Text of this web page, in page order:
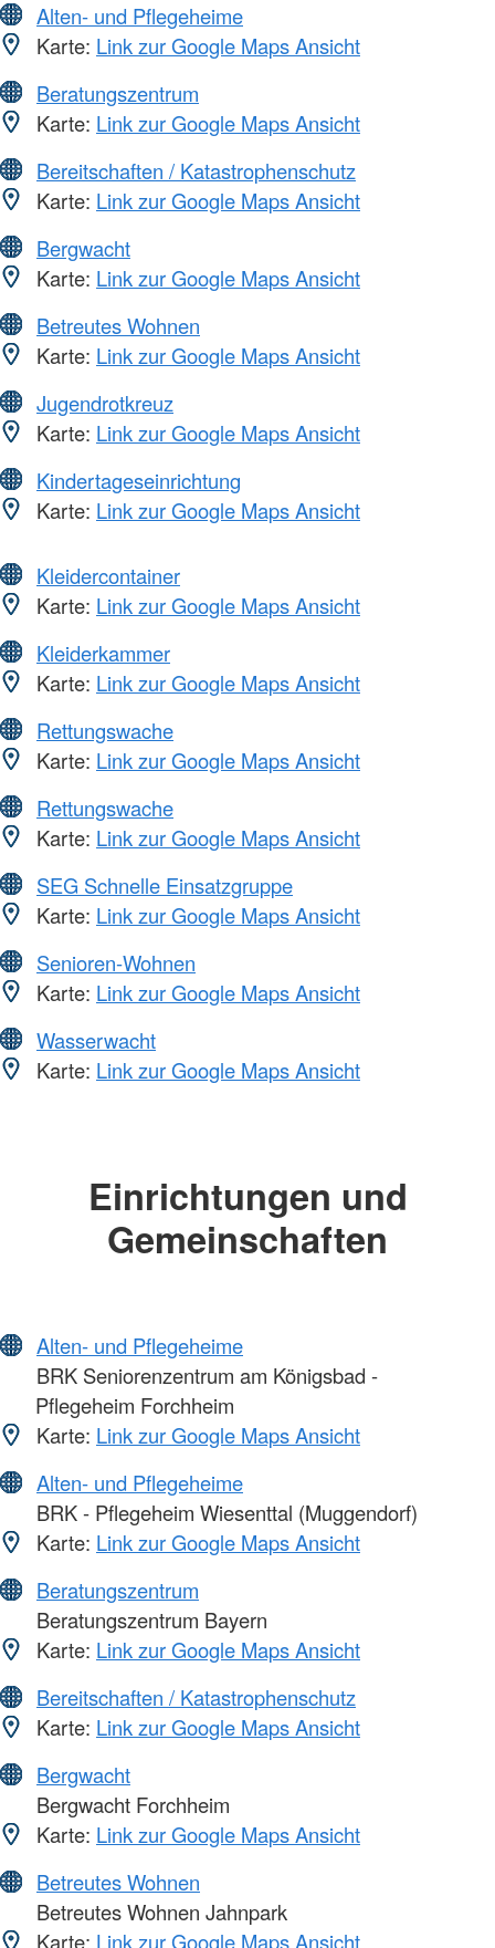
Alten- und Pflegeheime
Karte: Link zur Google Maps Ansicht
Beratungszentrum
Karte: Link zur Google Maps Ansicht
Bereitschaften / Katastrophenschutz
Karte: Link zur Google Maps Ansicht
Bergwacht
Karte: Link zur Google Maps Ansicht
Betreutes Wohnen
Karte: Link zur Google Maps Ansicht
Jugendrotkreuz
Karte: Link zur Google Maps Ansicht
Kindertageseinrichtung
Karte: Link zur Google Maps Ansicht
Kleidercontainer
Karte: Link zur Google Maps Ansicht
Kleiderkammer
Karte: Link zur Google Maps Ansicht
Rettungswache
Karte: Link zur Google Maps Ansicht
Rettungswache
Karte: Link zur Google Maps Ansicht
SEG Schnelle Einsatzgruppe
Karte: Link zur Google Maps Ansicht
Senioren-Wohnen
Karte: Link zur Google Maps Ansicht
Wasserwacht
Karte: Link zur Google Maps Ansicht
Einrichtungen und
Gemeinschaften
Alten- und Pflegeheime
BRK Seniorenzentrum am Königsbad -
Pflegeheim Forchheim
Karte: Link zur Google Maps Ansicht
Alten- und Pflegeheime
BRK - Pflegeheim Wiesenttal (Muggendorf)
Karte: Link zur Google Maps Ansicht
Beratungszentrum
Beratungszentrum Bayern
Karte: Link zur Google Maps Ansicht
Bereitschaften / Katastrophenschutz
Karte: Link zur Google Maps Ansicht
Bergwacht
Bergwacht Forchheim
Karte: Link zur Google Maps Ansicht
Betreutes Wohnen
Betreutes Wohnen Jahnpark
Karte: Link zur Google Maps Ansicht